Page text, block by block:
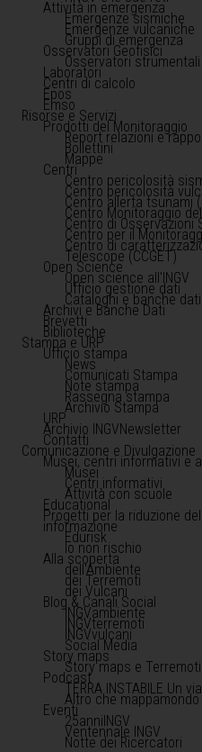
Attività in emergenza
Emergenze sismiche
Emergenze vulcaniche
Gruppi di emergenza
Osservatori Geofisici
Osservatori strumentali
Laboratori
Centri di calcolo
Epos
Emso
Risorse e Servizi
Prodotti del Monitoraggio
Report relazioni e
Bollettini
Mappe
Centri
Centro pericolosità
Centro pericolosità
Centro allerta tsunami
Centro Monitoraggio
Centro di Osservazioni
Centro per il
Centro di
Telescope (CCGET)
Open Science
Open science all'INGV
Ufficio gestione dati
Cataloghi e banche dati
Archivi e Banche Dati
Brevetti
Biblioteche
Stampa e URP
Ufficio stampa
News
Comunicati Stampa
Note stampa
Rassegna stampa
Archivio Stampa
URP
Archivio INGVNewsletter
Contatti
Comunicazione e Divulgazione
Musei, centri informativi e
Musei
Centri informativi
Attività con scuole
Educational
Progetti per la riduzione
informazione
Edurisk
Io non rischio
Alla scoperta
dell'Ambiente
dei Terremoti
dei Vulcani
Blog & Canali Social
INGVambiente
INGVterremoti
INGVvulcani
Social Media
Story maps
Story maps e Terremoti
Podcast
TERRA INSTABILE Un
Altro che mappamondo
Eventi
25anniINGV
Ventennale INGV
Notte dei Ricercatori